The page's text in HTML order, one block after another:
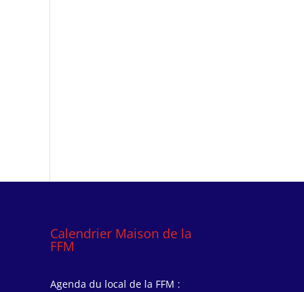
Calendrier Maison de la
FFM
Agenda du local de la FFM :